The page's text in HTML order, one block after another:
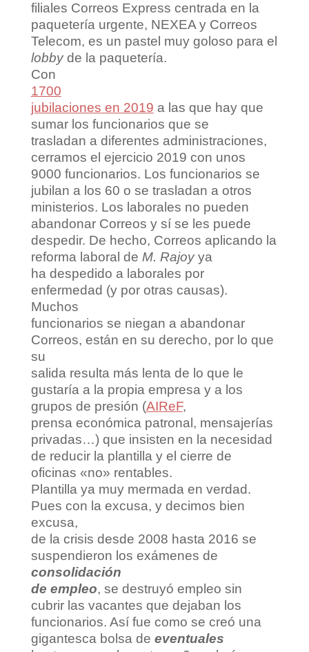
filiales Correos Express centrada en la
paquetería urgente, NEXEA y Correos
Telecom, es un pastel muy goloso para el
lobbyde la paquetería.
Con
1700
jubilaciones en 2019 a las que hay que
sumar los funcionarios que se
trasladan a diferentes administraciones,
cerramos el ejercicio 2019 con unos
9000 funcionarios. Los funcionarios se
jubilan a los 60 o se trasladan a otros
ministerios. Los laborales no pueden
abandonar Correos y sí se les puede
despedir. De hecho, Correos aplicando la
reforma laboral de M. Rajoyya
ha despedido a laborales por
enfermedad (y por otras causas).
Muchos
funcionarios se niegan a abandonar
Correos, están en su derecho, por lo que
su
salida resulta más lenta de lo que le
gustaría a la propia empresa y a los
grupos de presión (AIReF,
prensa económica patronal, mensajerías
privadas…) que insisten en la necesidad
de reducir la plantilla y el cierre de
oficinas «no» rentables.
Plantilla ya muy mermada en verdad.
Pues con la excusa, y decimos bien
excusa,
de la crisis desde 2008 hasta 2016 se
suspendieron los exámenes de
consolidación
de empleo, se destruyó empleo sin
cubrir las vacantes que dejaban los
funcionarios. Así fue como se creó una
gigantesca bolsa de eventuales